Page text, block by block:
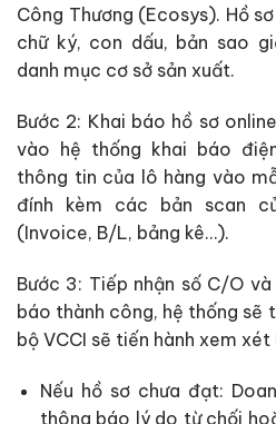
Công Thương (Ecosys). Hồ
chữ ký, con dấu, bản sao
danh mục cơ sở sản xuất.
Bước 2: Khai báo hồ sơ
vào hệ thống khai báo
thông tin của lô hàng vào
đính kèm các bản scan
(Invoice, B/L, bảng kê…).
Bước 3: Tiếp nhận số C/O
báo thành công, hệ thống sẽ
bộ VCCI sẽ tiến hành xem xét
Nếu hồ sơ chưa đạt:
thông báo lý do từ chối